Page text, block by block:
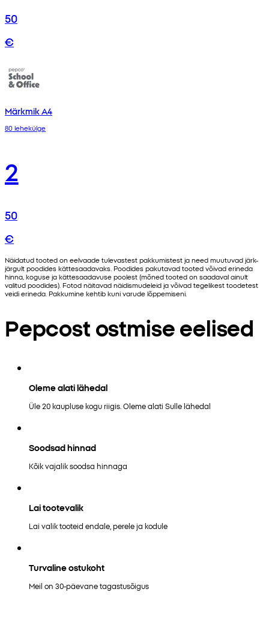
50
€
Märkmik A4
80 lehekülge
2
50
€
Näidatud tooted on eelvaade tulevastest pakkumistest ja need muutuvad järk-
järgult poodides kättesaadavaks. Poodides pakutavad tooted võivad erineda
hinna, koguse ja kättesaadavuse poolest (mõned tooted on saadaval ainult
valitud poodides). Fotod näitavad näidismudeleid ja võivad tegelikest toodetest
veidi erineda. Pakkumine kehtib kuni varude lõppemiseni.
Pepcost ostmise eelised
Oleme alati lähedal
Üle 20 kaupluse kogu riigis. Oleme alati Sulle lähedal
Soodsad hinnad
Kõik vajalik soodsa hinnaga
Lai tootevalik
Lai valik tooteid endale, perele ja kodule
Turvaline ostukoht
Meil on 30-päevane tagastusõigus